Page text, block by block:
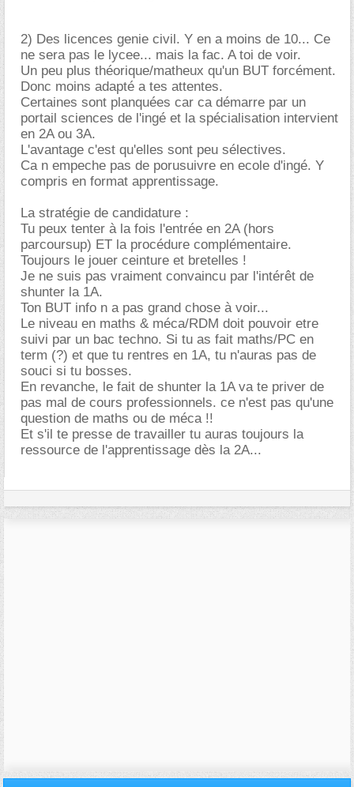
2) Des licences genie civil. Y en a moins de 10... Ce
ne sera pas le lycee... mais la fac. A toi de voir.
Un peu plus théorique/matheux qu'un BUT forcément.
Donc moins adapté a tes attentes.
Certaines sont planquées car ca démarre par un
portail sciences de l'ingé et la spécialisation intervient
en 2A ou 3A.
L'avantage c'est qu'elles sont peu sélectives.
Ca n empeche pas de porusuivre en ecole d'ingé. Y
compris en format apprentissage.
La stratégie de candidature :
Tu peux tenter à la fois l'entrée en 2A (hors
parcoursup) ET la procédure complémentaire.
Toujours le jouer ceinture et bretelles !
Je ne suis pas vraiment convaincu par l'intérêt de
shunter la 1A.
Ton BUT info n a pas grand chose à voir...
Le niveau en maths & méca/RDM doit pouvoir etre
suivi par un bac techno. Si tu as fait maths/PC en
term (?) et que tu rentres en 1A, tu n'auras pas de
souci si tu bosses.
En revanche, le fait de shunter la 1A va te priver de
pas mal de cours professionnels. ce n'est pas qu'une
question de maths ou de méca !!
Et s'il te presse de travailler tu auras toujours la
ressource de l'apprentissage dès la 2A...